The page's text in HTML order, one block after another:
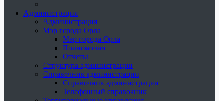
Администрация
Администрация
Мэр города Орла
Мэр города Орла
Полномочия
Отчеты
Структура администрации
Справочник администрации
Справочник администрации
Телефонный справочник